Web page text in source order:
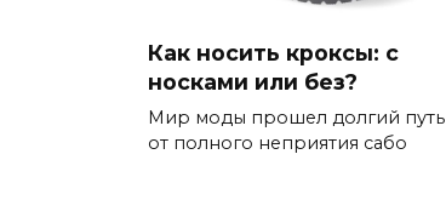
Как носить кроксы: с
носками или без?
Мир моды прошел долгий путь
от полного неприятия сабо